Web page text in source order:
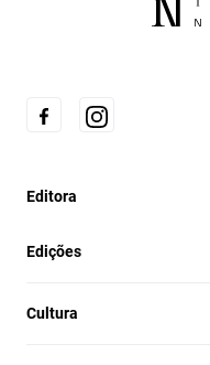
Editora
Edições
Cultura